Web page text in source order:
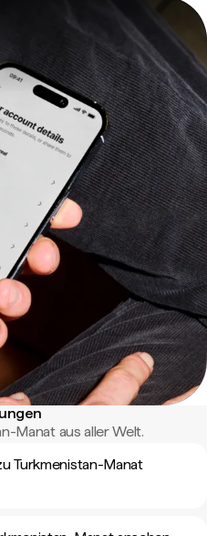
Manat aus aller Welt.
Turkmenistan-Manat